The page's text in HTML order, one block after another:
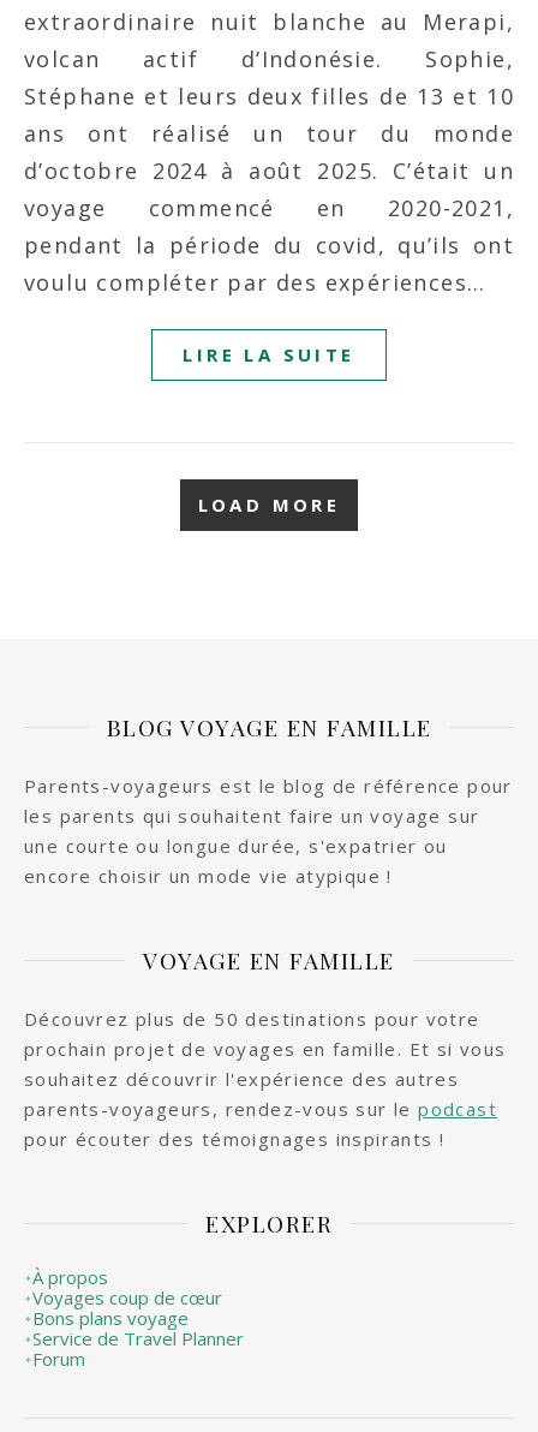
extraordinaire nuit blanche au Merapi,
volcan actif d’Indonésie. Sophie,
Stéphane et leurs deux filles de 13 et 10
ans ont réalisé un tour du monde
d’octobre 2024 à août 2025. C’était un
voyage commencé en 2020-2021,
pendant la période du covid, qu’ils ont
voulu compléter par des expériences…
LIRE LA SUITE
LOAD MORE
BLOG VOYAGE EN FAMILLE
Parents-voyageurs est le blog de référence pour
les parents qui souhaitent faire un voyage sur
une courte ou longue durée, s'expatrier ou
encore choisir un mode vie atypique !
VOYAGE EN FAMILLE
Découvrez plus de 50 destinations pour votre
prochain projet de voyages en famille. Et si vous
souhaitez découvrir l'expérience des autres
parents-voyageurs, rendez-vous sur lepodcast
pour écouter des témoignages inspirants !
EXPLORER
✦À propos
✦Voyages coup de cœur
✦Bons plans voyage
✦Service de Travel Planner
✦Forum